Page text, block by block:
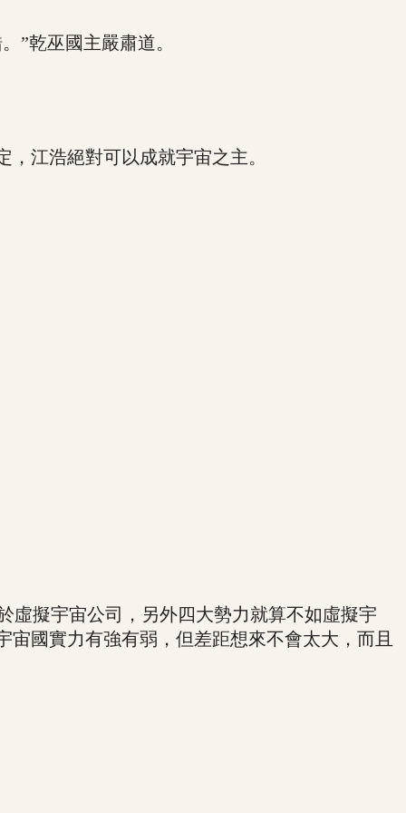
乾巫國主嚴肅道。
江浩絕對可以成就宇宙之主。
擬宇宙公司，另外四大勢力就算不如虛擬宇
國實力有強有弱，但差距想來不會太大，而且